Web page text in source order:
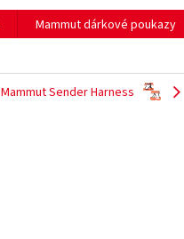
Mammut dárkové poukazy
Mammut Sender Harness